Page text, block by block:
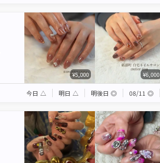
¥5,000 ¥6,000
今日 △ 明日 △ 明後日 ◎ 08/11 ◎